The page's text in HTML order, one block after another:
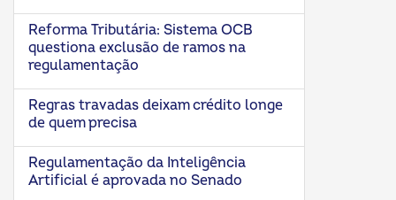
Reforma Tributária: Sistema OCB
questiona exclusão de ramos na
regulamentação
Regras travadas deixam crédito longe
de quem precisa
Regulamentação da Inteligência
Artificial é aprovada no Senado